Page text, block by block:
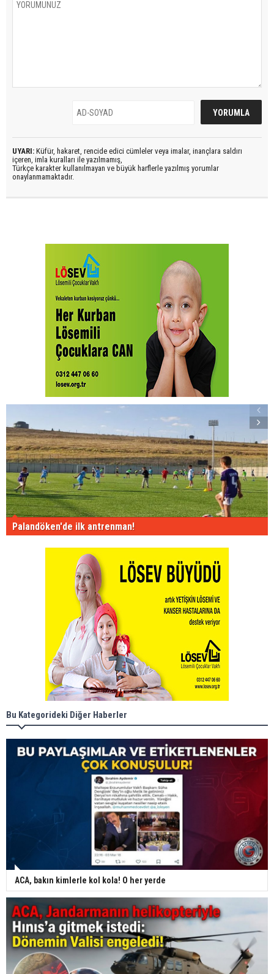
UYARI: Küfür, hakaret, rencide edici cümleler veya imalar, inançlara saldırı
içeren, imla kuralları ile yazılmamış,
Türkçe karakter kullanılmayan ve büyük harflerle yazılmış yorumlar
onaylanmamaktadır.
Palandöken'de ilk antrenman!
Bu Kategorideki Diğer Haberler
ACA, bakın kimlerle kol kola! O her yerde